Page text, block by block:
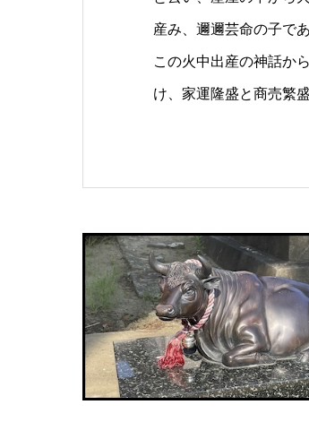
産み、邇邇芸命の子で
この火中出産の神話か
け、家運隆盛と商売繁